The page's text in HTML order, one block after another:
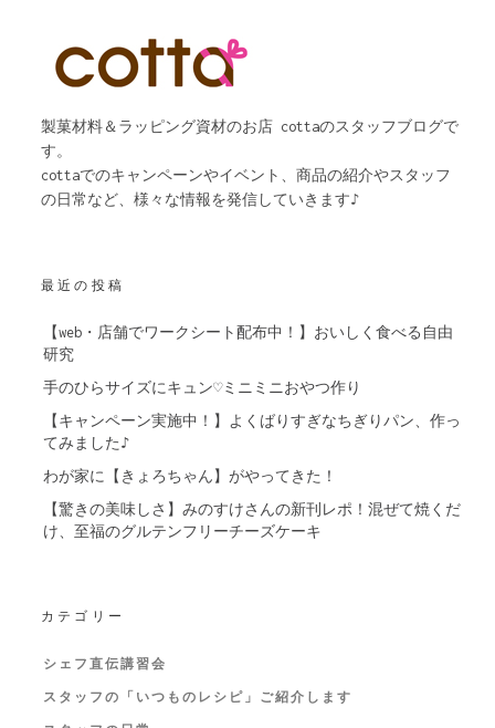
製菓材料＆ラッピング資材のお店 cottaのスタッフブログで
す。
cottaでのキャンペーンやイベント、商品の紹介やスタッフ
の日常など、様々な情報を発信していきます♪
最近の投稿
【web・店舗でワークシート配布中！】おいしく食べる自由
研究
手のひらサイズにキュン♡ミニミニおやつ作り
【キャンペーン実施中！】よくばりすぎなちぎりパン、作っ
てみました♪
わが家に【きょろちゃん】がやってきた！
【驚きの美味しさ】みのすけさんの新刊レポ！混ぜて焼くだ
け、至福のグルテンフリーチーズケーキ
カテゴリー
シェフ直伝講習会
スタッフの「いつものレシピ」ご紹介します